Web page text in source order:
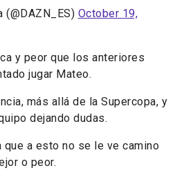
(@DAZN_ES) October 19,
y peor que los anteriores
jugar Mateo.
más allá de la Supercopa, y
dejando dudas.
que a esto no se le ve camino
o peor.